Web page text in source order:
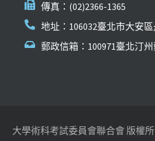
傳真：(02)2366-1365
地址：106032臺北市大安
郵政信箱：100971臺北汀
大學術科考試委員會聯合會 版權